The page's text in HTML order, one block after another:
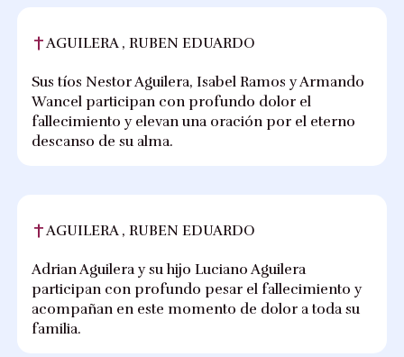
AGUILERA , RUBEN EDUARDO
Sus tíos Nestor Aguilera, Isabel Ramos y Armando
Wancel participan con profundo dolor el
fallecimiento y elevan una oración por el eterno
descanso de su alma.
AGUILERA , RUBEN EDUARDO
Adrian Aguilera y su hijo Luciano Aguilera
participan con profundo pesar el fallecimiento y
acompañan en este momento de dolor a toda su
familia.